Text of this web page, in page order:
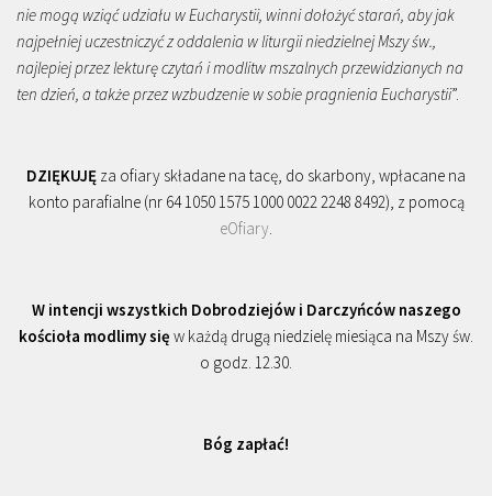
nie mogą wziąć udziału w Eucharystii, winni dołożyć starań, aby jak
najpełniej uczestniczyć z oddalenia w liturgii niedzielnej Mszy św.,
najlepiej przez lekturę czytań i modlitw mszalnych przewidzianych na
ten dzień, a także przez wzbudzenie w sobie pragnienia Eucharystii”.
DZIĘKUJĘ za ofiary składane na tacę, do skarbony, wpłacane na
konto parafialne (nr 64 1050 1575 1000 0022 2248 8492), z pomocą
eOfiary.
W intencji wszystkich Dobrodziejów i Darczyńców naszego
kościoła modlimy się w każdą drugą niedzielę miesiąca na Mszy św.
o godz. 12.30.
Bóg zapłać!